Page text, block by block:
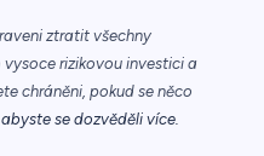
ztratit všechny
rizikovou investici a
chráněni, pokud se něco
se dozvěděli více.